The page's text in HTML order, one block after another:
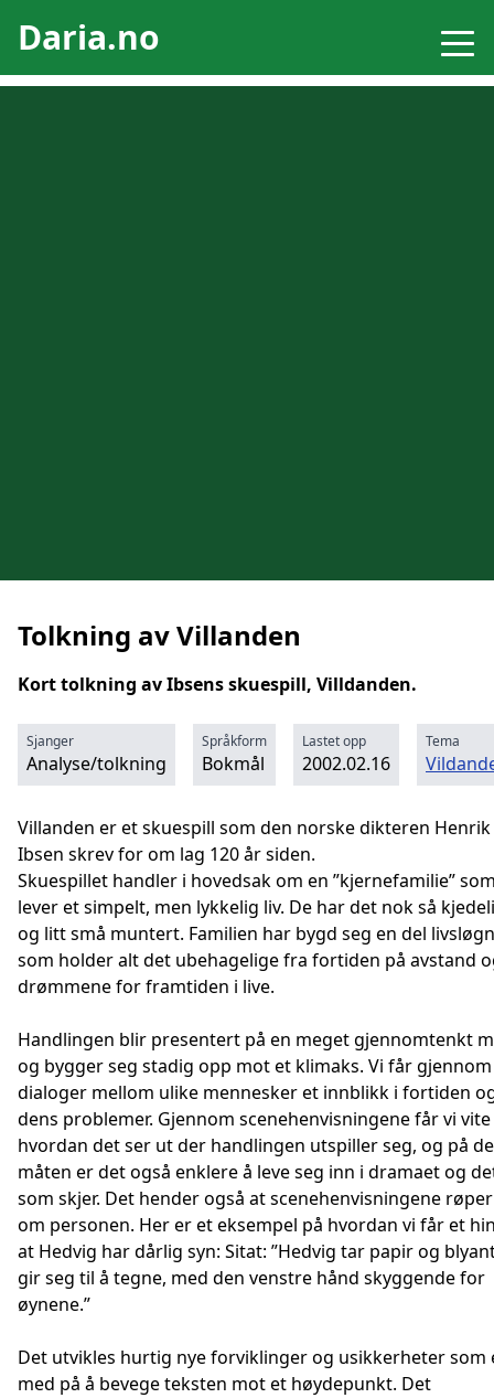
Daria.no
Tolkning av Villanden
Kort tolkning av Ibsens skuespill, Villdanden.
Sjanger
Analyse/tolkning
Språkform
Bokmål
Lastet opp
2002.02.16
Tema
Villanden er et skuespill som den norske dikteren Henrik
Ibsen skrev for om lag 120 år siden.
Skuespillet handler i hovedsak om en ”kjernefamilie”
lever et simpelt, men lykkelig liv. De har det nok så
og litt små muntert. Familien har bygd seg en del
som holder alt det ubehagelige fra fortiden på avstand
drømmene for framtiden i live.
Handlingen blir presentert på en meget gjennomtenkt
og bygger seg stadig opp mot et klimaks. Vi får gjennom
dialoger mellom ulike mennesker et innblikk i fortiden
dens problemer. Gjennom scenehenvisningene får vi vite
hvordan det ser ut der handlingen utspiller seg, og på
måten er det også enklere å leve seg inn i dramaet og
som skjer. Det hender også at scenehenvisningene
om personen. Her er et eksempel på hvordan vi får et
at Hedvig har dårlig syn: Sitat: ”Hedvig tar papir og
gir seg til å tegne, med den venstre hånd skyggende for
øynene.”
Det utvikles hurtig nye forviklinger og usikkerheter som
med på å bevege teksten mot et høydepunkt. Det